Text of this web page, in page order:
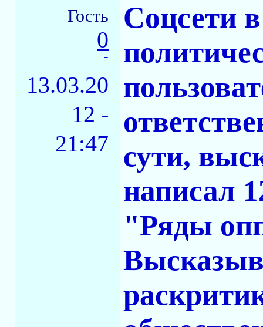
Гость
0
-
13.03.20
12 -
21:47
Соцсети
сути,
написал
"Ряды